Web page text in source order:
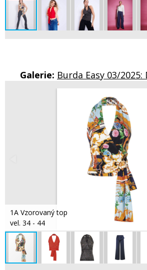
Galerie: Burda Easy 03/
1A Vzorovaný top
vel. 34 - 44